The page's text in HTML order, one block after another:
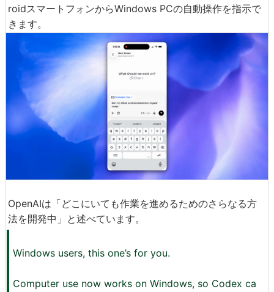
roidスマートフォンからWindows PCの自動操作を指示で
きます。
OpenAIは「どこにいても作業を進めるためのさらなる方
法を開発中」と述べています。
Windows users, this one’s for you.
Computer use now works on Windows, so Codex ca